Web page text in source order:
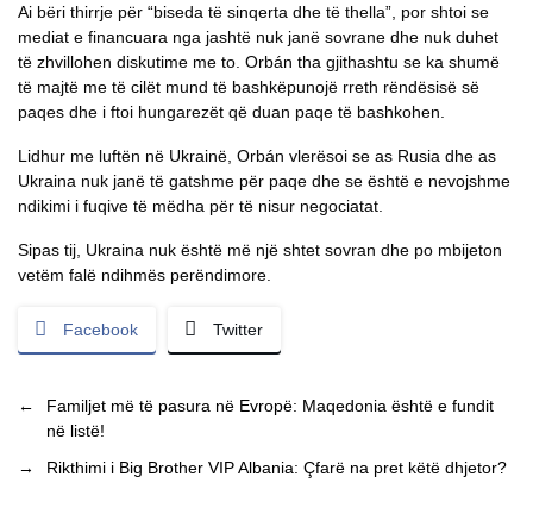
Ai bëri thirrje për “biseda të sinqerta dhe të thella”, por shtoi se
mediat e financuara nga jashtë nuk janë sovrane dhe nuk duhet
të zhvillohen diskutime me to. Orbán tha gjithashtu se ka shumë
të majtë me të cilët mund të bashkëpunojë rreth rëndësisë së
paqes dhe i ftoi hungarezët që duan paqe të bashkohen.
Lidhur me luftën në Ukrainë, Orbán vlerësoi se as Rusia dhe as
Ukraina nuk janë të gatshme për paqe dhe se është e nevojshme
ndikimi i fuqive të mëdha për të nisur negociatat.
Sipas tij, Ukraina nuk është më një shtet sovran dhe po mbijeton
vetëm falë ndihmës perëndimore.
Facebook Twitter
←
Familjet më të pasura në Evropë: Maqedonia është e fundit
në listë!
→
Rikthimi i Big Brother VIP Albania: Çfarë na pret këtë dhjetor?